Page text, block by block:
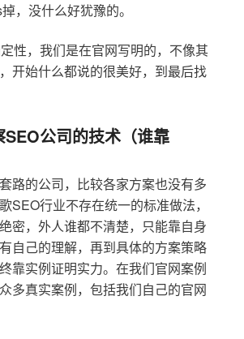
，没什么好犹豫的。
性，我们是在官网写明的，不像其
开始什么都说的很美好，到最后找
公司的技术（谁靠
路的公司，比较各家方案也没有多
SEO行业不存在统一的标准做法，
密，外人谁都不清楚，只能靠自身
自己的理解，再到具体的方案策略
靠实例证明实力。在我们官网案例
多真实案例，包括我们自己的官网